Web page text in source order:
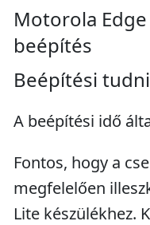
Motorola
beépítés
Beépítési
A beépítési idő
Fontos, hogy a
megfelelően
Lite készülékhez.